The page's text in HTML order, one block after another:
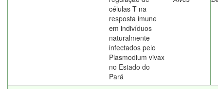
células T na
resposta imune
em indivíduos
naturalmente
infectados pelo
Plasmodium vivax
no Estado do
Pará